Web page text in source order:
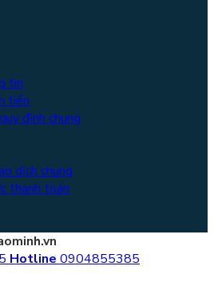
tin
tiền
định chung
dịch chung
thanh toán
Hotline 0904855385